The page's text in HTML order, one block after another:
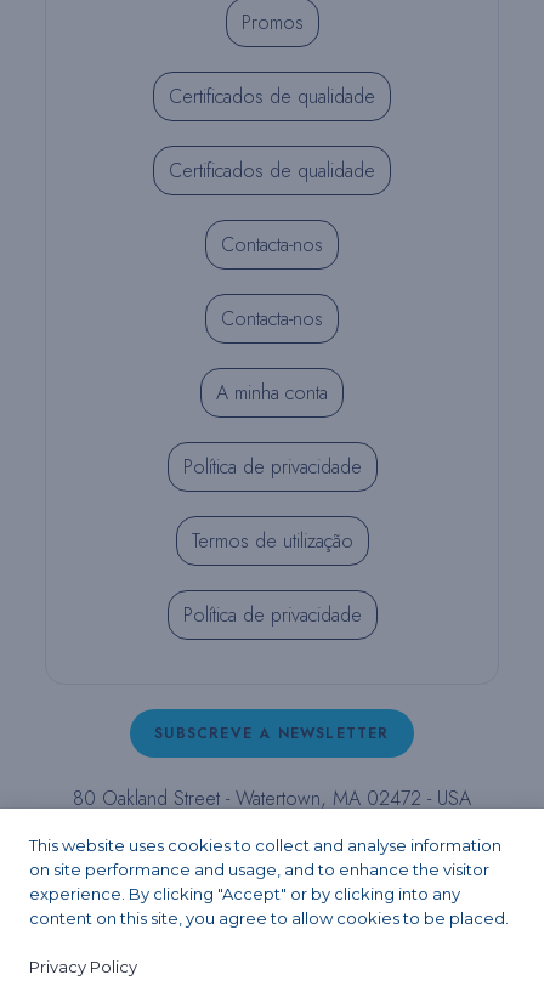
Promos
Certificados de qualidade
Certificados de qualidade
Contacta-nos
Contacta-nos
A minha conta
Política de privacidade
Termos de utilização
Política de privacidade
SUBSCREVE A NEWSLETTER
80 Oakland Street - Watertown, MA 02472 - USA
T (800) 343-4342 - T (617) 926-6666 - F (617) 926-
6262 -contact@pulpdent.com
FacebookInstagramLinkedIn
X YouTube
This website uses cookies to collect and analyse information
on site performance and usage, and to enhance the visitor
experience. By clicking "Accept" or by clicking into any
content on this site, you agree to allow cookies to be placed.
Privacy Policy